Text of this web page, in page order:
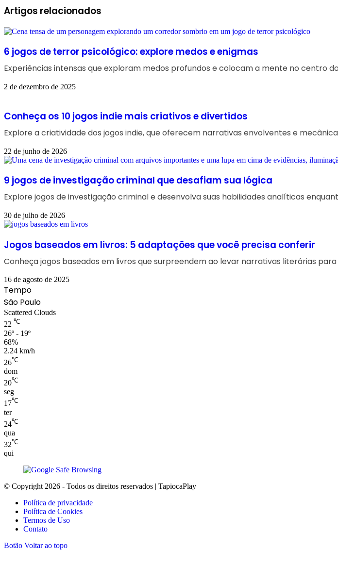
Artigos relacionados
6 jogos de terror psicológico: explore medos e enigmas
Experiências intensas que exploram medos profundos e colocam a mente no centro
2 de dezembro de 2025
Conheça os 10 jogos indie mais criativos e divertidos
Explore a criatividade dos jogos indie, que oferecem narrativas envolventes e
22 de junho de 2026
9 jogos de investigação criminal que desafiam sua lógica
Explore jogos de investigação criminal e desenvolva suas habilidades analíticas
30 de julho de 2026
Jogos baseados em livros: 5 adaptações que você precisa conferir
Conheça jogos baseados em livros que surpreendem ao levar narrativas literárias
16 de agosto de 2025
Tempo
São Paulo
Scattered Clouds
22 ℃
26º - 19º
68%
2.24 km/h
26℃
dom
20℃
seg
17℃
ter
24℃
qua
32℃
qui
© Copyright 2026 - Todos os direitos reservados | TapiocaPlay
Política de privacidade
Política de Cookies
Termos de Uso
Contato
Botão Voltar ao topo